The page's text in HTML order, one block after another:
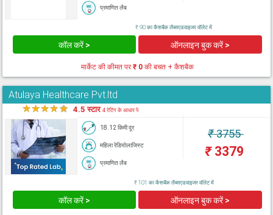
प्रमाणित लैब
₹ 90 का कैशबैक लैब्सएडवाइजर वॉलेट में
कॉल करें > ऑनलाइन बुक करें >
मार्केट की कीमत पर₹ 0की बचत + कैशबैक
Atulaya Healthcare Pvt.ltd
★★★★★ 4.5 स्टार4 रेटिंग के आधार पे
18.12 किमी दूर
महिला रेडियोलाजिस्ट
प्रमाणित लैब
₹3755
₹3379
₹ 101 का कैशबैक लैब्सएडवाइजर वॉलेट में
कॉल करें > ऑनलाइन बुक करें >